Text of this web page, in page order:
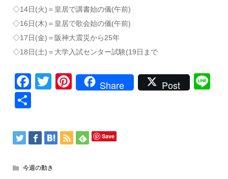
◇14日(火)＝皇居で講書始の儀(午前)
◇16日(木)＝皇居で歌会始の儀(午前)
◇17日(金)＝阪神大震災から25年
◇18日(土)＝大学入試センター試験(19日まで
Facebook
TwitterPinterest
Share Post
Save
今週の動き